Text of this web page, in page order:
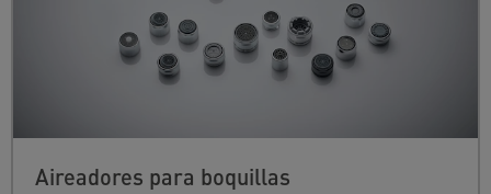
Aireadores para boquillas